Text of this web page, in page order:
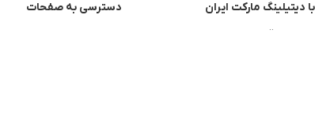
با دیتیلینگ مارکت ایران
شرایط و قوانین سایت
دسترسی به صفحات